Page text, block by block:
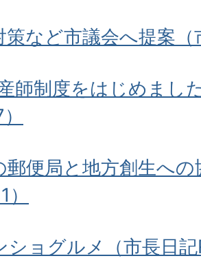
策など市議会へ提案（
師制度をはじめまし
郵便局と地方創生への
ショグルメ（市長日記